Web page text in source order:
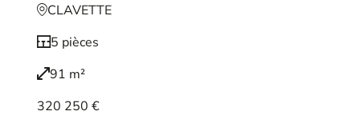
CLAVETTE
5 pièces
91 m²
320 250 €